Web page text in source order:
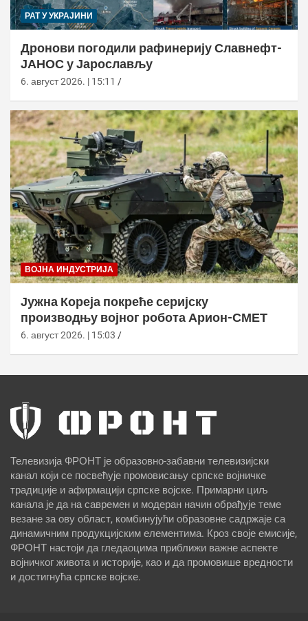
РАТ У УКРАЈИНИ
Дронови погодили рафинерију Славнефт-
ЈАНОС у Јарослављу
6. август 2026. | 15:11
ВОЈНА ИНДУСТРИЈА
Јужна Кореја покреће серијску
производњу војног робота Арион-СМЕТ
6. август 2026. | 15:03
Телевизија ФРОНТ је образовно-забавни телевизијски
канал који се посвећује промовисању српске војничке
традиције и афирмацији српске војске. Примарни циљ
канала је да на савремен и модеран начин обрађује теме
везане за ову област, комбинујући образовне садржаје са
динамичним продукцијским елементима. Кроз своје емисије,
ФРОНТ настоји да гледаоцима приближи важне аспекте
војничког живота и историје, као и да промовише вредности
и достигнућа српске војске.